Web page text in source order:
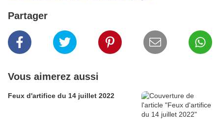
Partager
Vous aimerez aussi
Feux d'artifice du 14 juillet 2022